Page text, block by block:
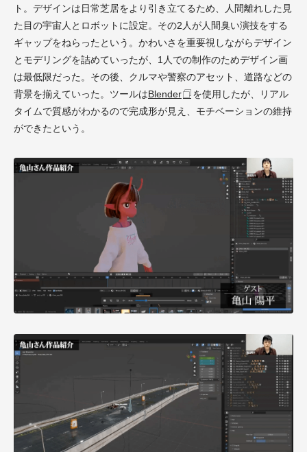
ト。デザインは日常芝居をより引き立てるため、人間離れした見
た目の宇宙人とロボットに設定。その2人が人間臭い演技をする
ギャップをねらったという。かわいさを重要視しながらデザイン
とモデリングを詰めていったが、1人での制作のためデザイン画
は最低限だった。その後、クルマや警察のアセット、道路などの
背景を揃えていった。ツールはBlender
を使用したが、リアル
タイムで質感がわかるので完成形が見え、モチベーションの維持
ができたという。